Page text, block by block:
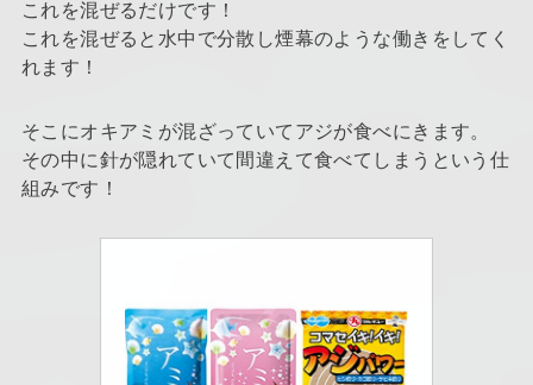
これを混ぜるだけです！
これを混ぜると水中で分散し煙幕のような働きをしてく
れます！
そこにオキアミが混ざっていてアジが食べにきます。
その中に針が隠れていて間違えて食べてしまうという仕
組みです！